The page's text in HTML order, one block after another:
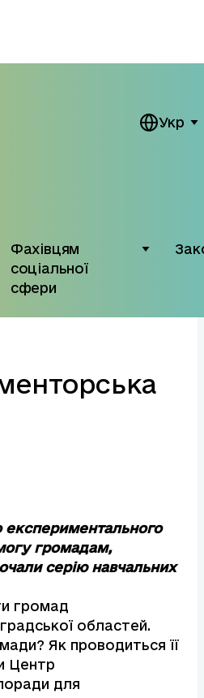
Укр
Фахівцям
соціальної
сфери
громадам,
серію навчальних
громад
областей.
Як проводиться її
Центр
для